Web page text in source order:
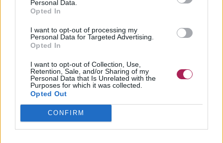
Personal Data.
Opted In
I want to opt-out of processing my
Personal Data for Targeted Advertising.
Opted In
I want to opt-out of Collection, Use,
Retention, Sale, and/or Sharing of my
Personal Data that Is Unrelated with the
Purposes for which it was collected.
Opted Out
CONFIRM